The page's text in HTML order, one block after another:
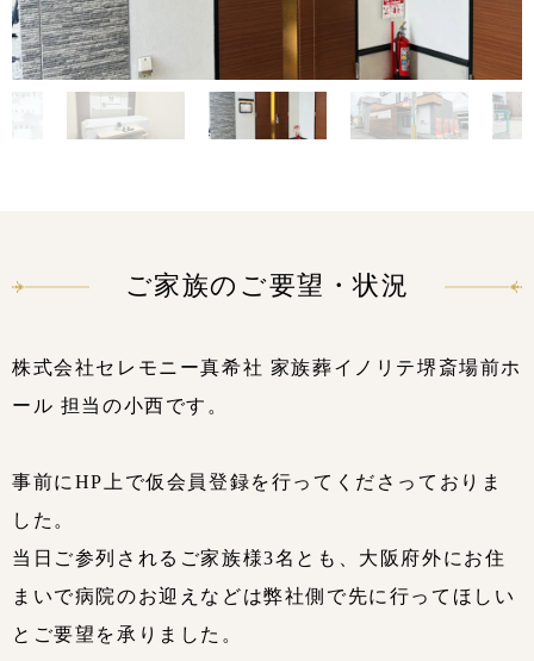
ご家族のご要望・状況
株式会社セレモニー真希社 家族葬イノリテ堺斎場前ホ
ール 担当の小西です。
事前にHP上で仮会員登録を行ってくださっておりま
した。
当日ご参列されるご家族様3名とも、大阪府外にお住
まいで病院のお迎えなどは弊社側で先に行ってほしい
とご要望を承りました。